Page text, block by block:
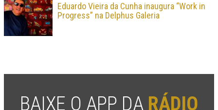
Eduardo Vieira da Cunha inaugura “Work in
Progress” na Delphus Galeria
BAIXE O APP DA RÁDIO